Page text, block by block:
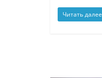
Читать далее